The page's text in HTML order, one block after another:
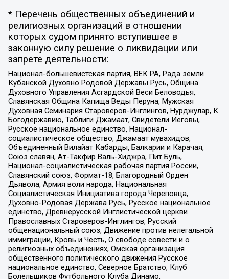
* Перечень общественных объединений и
религиозных организаций в отношении
которых судом принято вступившее в
законную силу решение о ликвидации или
запрете деятельности:
Национал-большевистская партия, ВЕК РА, Рада земли
Кубанской Духовно Родовой Державы Русь, Община
Духовного Управления Асгардской Веси Беловодья,
Славянская Община Капища Веды Перуна, Мужская
Духовная Семинария Староверов-Инглингов, Нурджулар, К
Богодержавию, Таблиги Джамаат, Свидетели Иеговы,
Русское национальное единство, Национал-
социалистическое общество, Джамаат мувахидов,
Объединенный Вилайат Кабарды, Балкарии и Карачая,
Союз славян, Ат-Такфир Валь-Хиджра, Пит Буль,
Национал-социалистическая рабочая партия России,
Славянский союз, Формат-18, Благородный Орден
Дьявола, Армия воли народа, Национальная
Социалистическая Инициатива города Череповца,
Духовно-Родовая Держава Русь, Русское национальное
единство, Древнерусской Инглистической церкви
Православных Староверов-Инглингов, Русский
общенациональный союз, Движение против нелегальной
иммиграции, Кровь и Честь, О свободе совести и о
религиозных объединениях, Омская организация
общественного политического движения Русское
национальное единство, Северное Братство, Клуб
Болельщиков Футбольного Клуба Динамо,